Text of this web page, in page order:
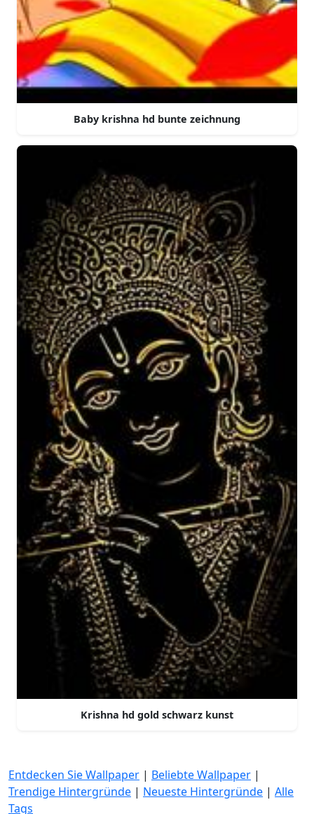
Baby krishna hd bunte zeichnung
Krishna hd gold schwarz kunst
Entdecken Sie Wallpaper | Beliebte Wallpaper |
Trendige Hintergründe | Neueste Hintergründe | Alle
Tags